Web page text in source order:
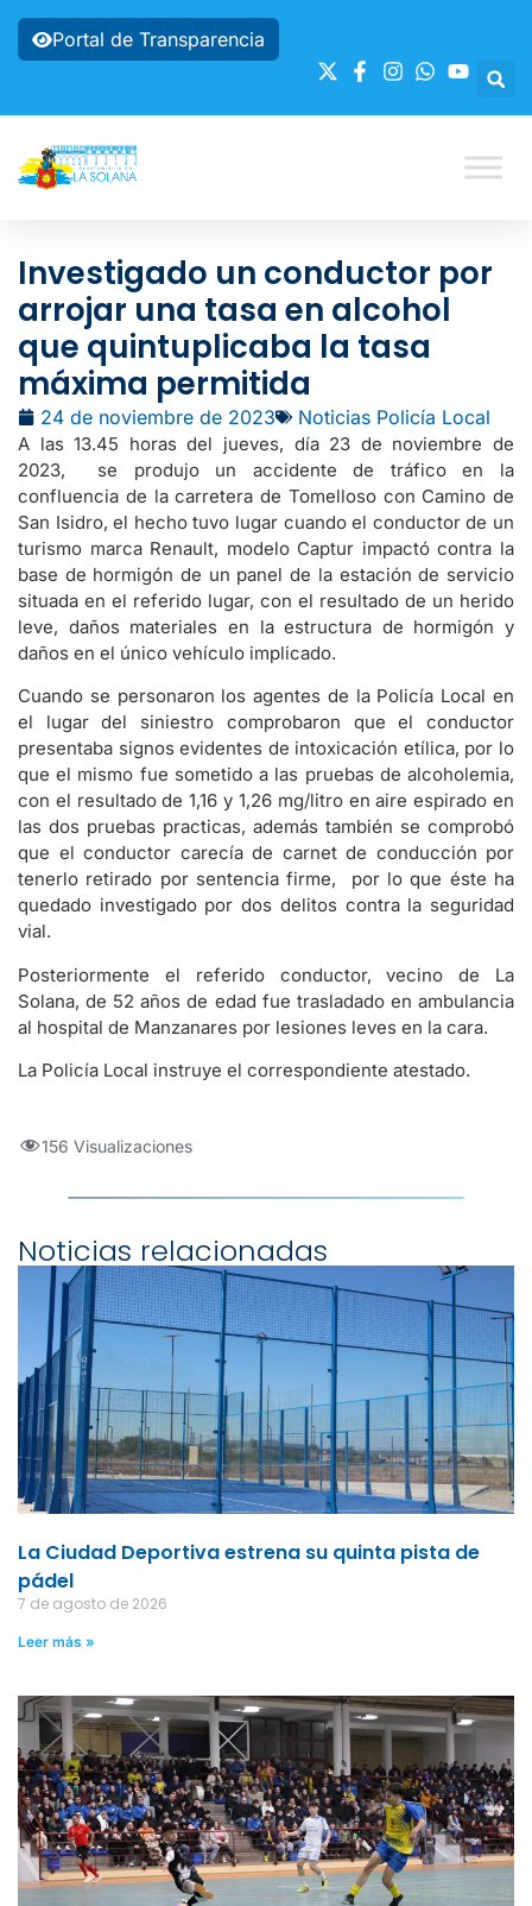
Portal de Transparencia
Investigado un conductor por
arrojar una tasa en alcohol
que quintuplicaba la tasa
máxima permitida
24 de noviembre de 2023 Noticias Policía Local
A las 13.45 horas del jueves, día 23 de noviembre de
2023, se produjo un accidente de tráfico en la
confluencia de la carretera de Tomelloso con Camino de
San Isidro, el hecho tuvo lugar cuando el conductor de un
turismo marca Renault, modelo Captur impactó contra la
base de hormigón de un panel de la estación de servicio
situada en el referido lugar, con el resultado de un herido
leve, daños materiales en la estructura de hormigón y
daños en el único vehículo implicado.
Cuando se personaron los agentes de la Policía Local en
el lugar del siniestro comprobaron que el conductor
presentaba signos evidentes de intoxicación etílica, por lo
que el mismo fue sometido a las pruebas de alcoholemia,
con el resultado de 1,16 y 1,26 mg/litro en aire espirado en
las dos pruebas practicas, además también se comprobó
que el conductor carecía de carnet de conducción por
tenerlo retirado por sentencia firme, por lo que éste ha
quedado investigado por dos delitos contra la seguridad
vial.
Posteriormente el referido conductor, vecino de La
Solana, de 52 años de edad fue trasladado en ambulancia
al hospital de Manzanares por lesiones leves en la cara.
La Policía Local instruye el correspondiente atestado.
156 Visualizaciones
Noticias relacionadas
La Ciudad Deportiva estrena su quinta pista de
pádel
7 de agosto de 2026
Leer más »